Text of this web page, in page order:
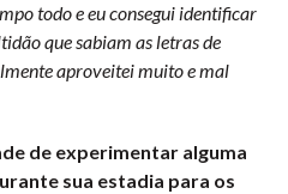
todo e eu consegui identificar
que sabiam as letras de
aproveitei muito e mal
de experimentar alguma
sua estadia para os